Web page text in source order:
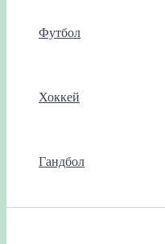
Футбол
Хоккей
Гандбол